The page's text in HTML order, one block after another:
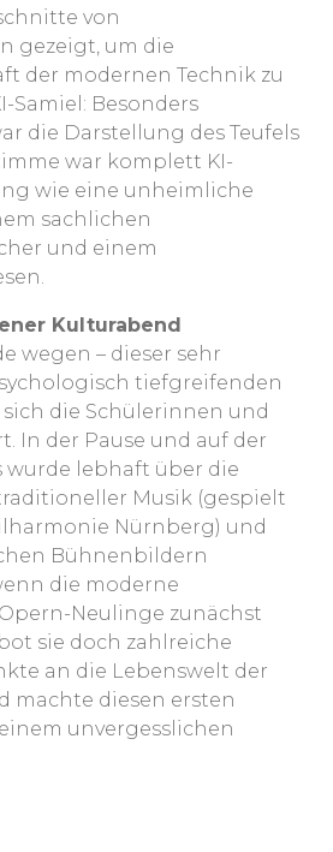
von
gezeigt, um die
der modernen Technik zu
Samiel: Besonders
die Darstellung des Teufels
war komplett KI-
wie eine unheimliche
sachlichen
und einem
Kulturabend
wegen – dieser sehr
tiefgreifenden
die Schülerinnen und
In der Pause und auf der
wurde lebhaft über die
Musik (gespielt
Nürnberg) und
Bühnenbildern
die moderne
Neulinge zunächst
sie doch zahlreiche
an die Lebenswelt der
machte diesen ersten
unvergesslichen